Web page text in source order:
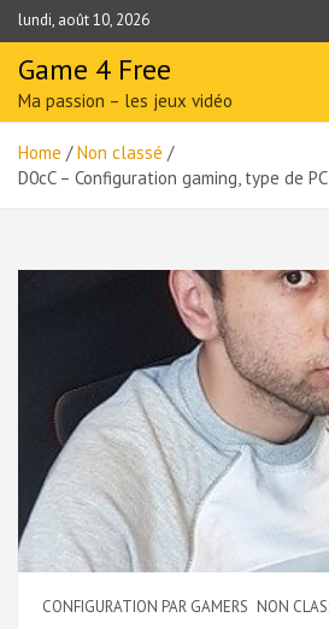
Skip
to
content
lundi, août 10, 2026
Game 4 Free
Ma passion – les jeux vidéo
Home
Non classé
D0cC – Configuration gaming, type de
CONFIGURATION PAR GAMERS NON